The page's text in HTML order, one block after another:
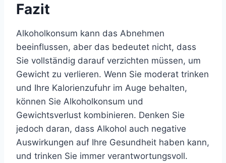
Fazit
Alkoholkonsum kann das Abnehmen
beeinflussen, aber das bedeutet nicht, dass
Sie vollständig darauf verzichten müssen, um
Gewicht zu verlieren. Wenn Sie moderat trinken
und Ihre Kalorienzufuhr im Auge behalten,
können Sie Alkoholkonsum und
Gewichtsverlust kombinieren. Denken Sie
jedoch daran, dass Alkohol auch negative
Auswirkungen auf Ihre Gesundheit haben kann,
und trinken Sie immer verantwortungsvoll.